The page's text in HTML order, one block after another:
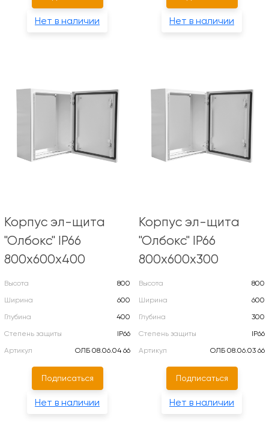
Нет в наличии Нет в наличии
Корпус эл-щита
"Олбокс" IP66
800х600х400
Высота
800
Ширина
600
Глубина
400
Степень защиты
IP66
Артикул
ОЛБ 08.06.04 66
Подписаться
Нет в наличии
Корпус эл-щита
"Олбокс" IP66
800х600х300
Высота
800
Ширина
600
Глубина
300
Степень защиты
IP66
Артикул
ОЛБ 08.06.03 66
Подписаться
Нет в наличии